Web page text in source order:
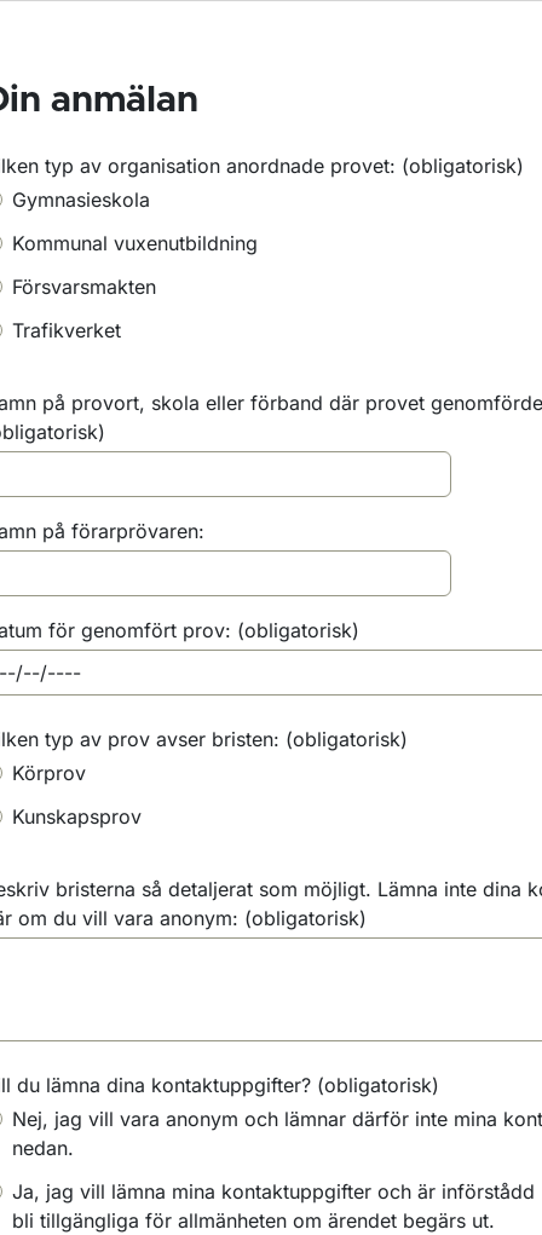
Företag och organisationer
Regler som styr
Förarbevis
anmälan
typ av organisation anordnade provet: (obligatorisk)
Gymnasieskola
Kommunal vuxenutbildning
Försvarsmakten
Trafikverket
på provort, skola eller förband där provet
på förarprövaren:
för genomfört prov: (obligatorisk)
typ av prov avser bristen: (obligatorisk)
Körprov
Kunskapsprov
bristerna så detaljerat som möjligt. Lämna inte dina
om du vill vara anonym: (obligatorisk)
du lämna dina kontaktuppgifter? (obligatorisk)
Nej, jag vill vara anonym och lämnar därför inte mina
nedan.
Ja, jag vill lämna mina kontaktuppgifter och är införstådd
bli tillgängliga för allmänheten om ärendet begärs ut.